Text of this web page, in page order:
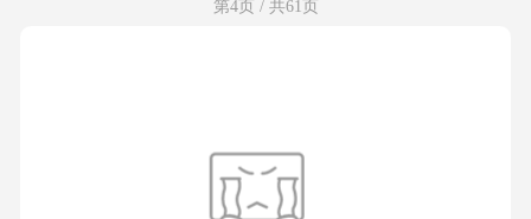
第4页 / 共61页